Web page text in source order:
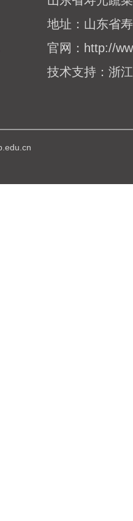
地址： 山东省
官网： http://
技术支持： 浙